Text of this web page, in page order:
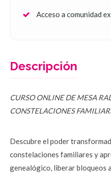
Acceso a comunidad
Descripción
CURSO ONLINE DE MESA
CONSTELACIONES
Descubre el poder
constelaciones familiares y
genealógico, liberar bloqueos